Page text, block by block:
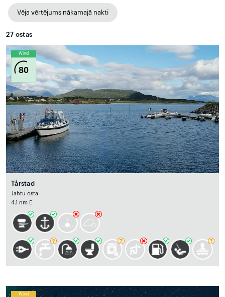
Vēja vērtējums nākamajā naktī
27 ostas
Wind
80
Tårstad
Jahtu osta
4.1 nm E
Wind